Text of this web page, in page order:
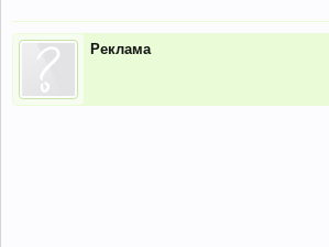
Реклама